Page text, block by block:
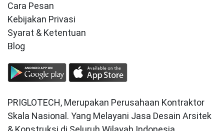
Cara Pesan
Kebijakan Privasi
Syarat & Ketentuan
Blog
PRIGLOTECH, Merupakan Perusahaan Kontraktor
Skala Nasional. Yang Melayani Jasa Desain Arsitek